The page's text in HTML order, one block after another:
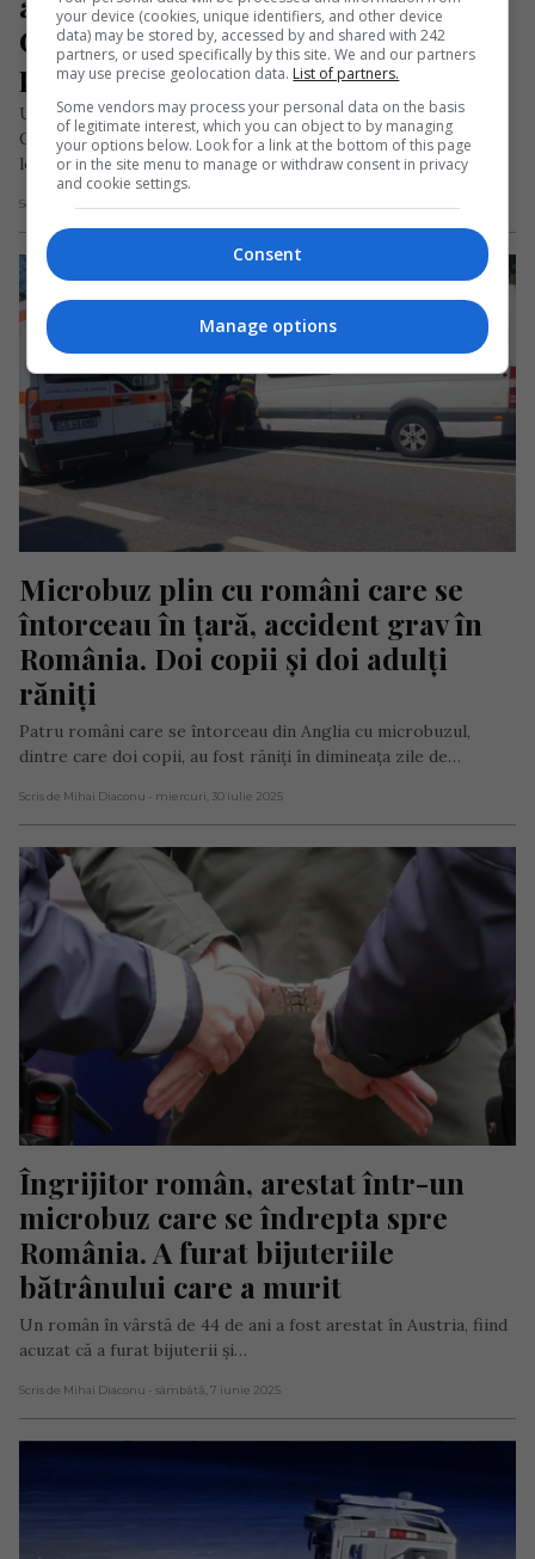
Germania. Opt pasageri răniți,
patru în stare gravă
Un microbuz românesc s-a răsturnat pe autostrada A13 din
Germania, după ce s-a izbit într-un șantier mobil pe raza
localității…
Scris de Mihai Diaconu
Microbuz plin cu români care se
întorceau în țară, accident grav în
România. Doi copii și doi adulți
răniți
Patru români care se întorceau din Anglia cu microbuzul,
dintre care doi copii, au fost răniți în dimineața zile de…
Scris de Mihai Diaconu - miercuri, 30 iulie 2025
Îngrijitor român, arestat într-un
microbuz care se îndrepta spre
România. A furat bijuteriile
bătrânului care a murit
Un român în vârstă de 44 de ani a fost arestat în Austria, fiind
acuzat că a furat bijuterii și…
Scris de Mihai Diaconu - sâmbătă, 7 iunie 2025
your device (cookies, unique identifiers, and other device
data) may be stored by, accessed by and shared with 242
partners, or used specifically by this site. We and our partners
may use precise geolocation data. List of partners.
Some vendors may process your personal data on the basis
of legitimate interest, which you can object to by managing
your options below. Look for a link at the bottom of this page
or in the site menu to manage or withdraw consent in privacy
and cookie settings.
Consent
Manage options